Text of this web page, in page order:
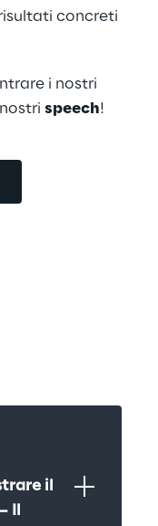
concreti
i nostri
speech!
il
Il